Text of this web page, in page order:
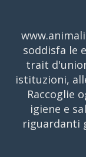
soddisfa le
trait
istituzioni,
Raccoglie
igiene e
riguardanti